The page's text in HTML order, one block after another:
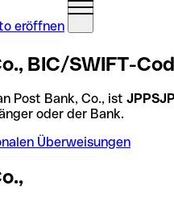
eröffnen
BIC/SWIFT-
Post Bank, Co., ist
oder der Bank.
Überweisungen